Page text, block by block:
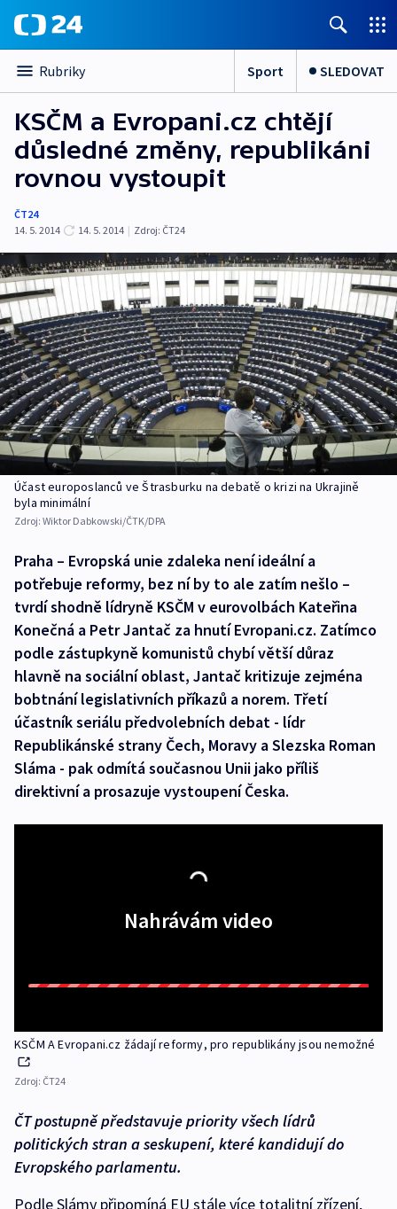
Rubriky Sport SLEDOVAT
KSČM a Evropani.cz chtějí
důsledné změny, republikáni
rovnou vystoupit
ČT24
14. 5. 2014
14. 5. 2014 | Zdroj: ČT24
Účast europoslanců ve Štrasburku na debatě o krizi na Ukrajině
byla minimální
Zdroj: Wiktor Dabkowski/ČTK/DPA
Praha – Evropská unie zdaleka není ideální a
potřebuje reformy, bez ní by to ale zatím nešlo –
tvrdí shodně lídryně KSČM v eurovolbách Kateřina
Konečná a Petr Jantač za hnutí Evropani.cz. Zatímco
podle zástupkyně komunistů chybí větší důraz
hlavně na sociální oblast, Jantač kritizuje zejména
bobtnání legislativních příkazů a norem. Třetí
účastník seriálu předvolebních debat - lídr
Republikánské strany Čech, Moravy a Slezska Roman
Sláma - pak odmítá současnou Unii jako příliš
direktivní a prosazuje vystoupení Česka.
Nahrávám video
KSČM A Evropani.cz žádají reformy, pro republikány jsou nemožné
Zdroj: ČT24
ČT postupně představuje priority všech lídrů
politických stran a seskupení, které kandidují do
Evropského parlamentu.
Podle Slámy připomíná EU stále více totalitní zřízení,